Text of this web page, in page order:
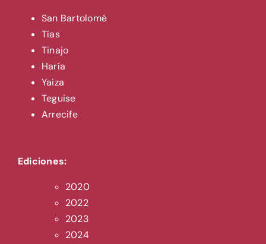
San Bartolomé
Tías
Tinajo
Haría
Yaiza
Teguise
Arrecife
Ediciones:
2020
2022
2023
2024